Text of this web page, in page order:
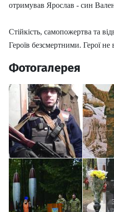
отримував Ярослав - син
Стійкість, самопожертва та
Героїв безсмертними. Герої
Фотогалерея